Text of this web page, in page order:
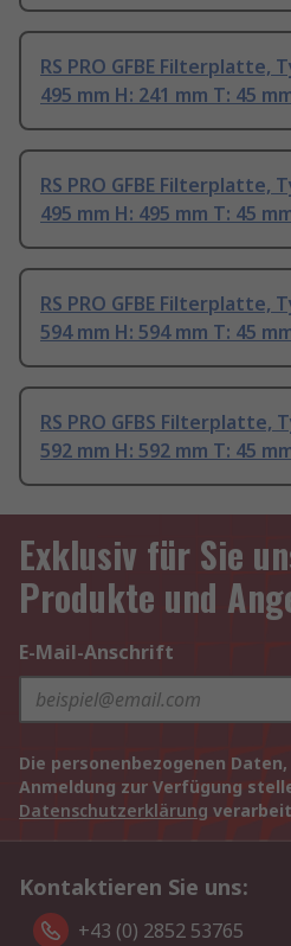
RS PRO GFBE
495 mm H: 241 mm T: 45
RS PRO GFBE
495 mm H: 495 mm T: 45
RS PRO GFBE
594 mm H: 594 mm T: 45
RS PRO GFBS
592 mm H: 592 mm T: 45
Exklusiv für Sie
Produkte und
E-Mail-Anschrift
Die personenbezogenen
Anmeldung zur Verfügung
Datenschutzerklärung
Kontaktieren Sie uns:
+43 (0) 2852 53765